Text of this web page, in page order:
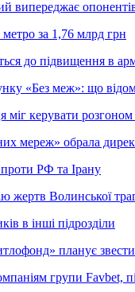
випереджає
за 1,76 млрд грн
до підвищення в
«Без меж»: що
керувати
мереж» обрала
РФ та Ірану
Волинської
в інші підрозділи
планує
групи Favbet,